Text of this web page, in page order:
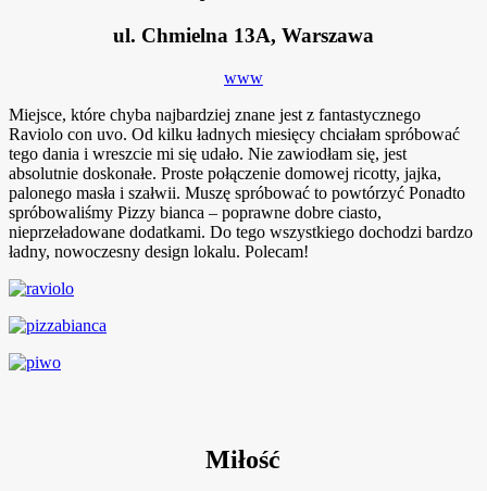
ul. Chmielna 13A, Warszawa
www
Miejsce, które chyba najbardziej znane jest z fantastycznego
Raviolo con uvo. Od kilku ładnych miesięcy chciałam spróbować
tego dania i wreszcie mi się udało. Nie zawiodłam się, jest
absolutnie doskonałe. Proste połączenie domowej ricotty, jajka,
palonego masła i szałwii. Muszę spróbować to powtórzyć Ponadto
spróbowaliśmy Pizzy bianca – poprawne dobre ciasto,
nieprzeładowane dodatkami. Do tego wszystkiego dochodzi bardzo
ładny, nowoczesny design lokalu. Polecam!
Miłość